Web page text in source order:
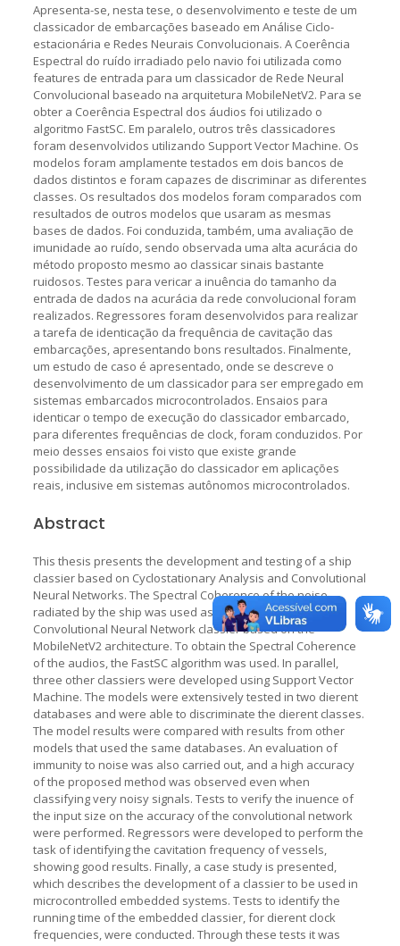
Apresenta-se, nesta tese, o desenvolvimento e teste de um
classicador de embarcações baseado em Análise Ciclo-
estacionária e Redes Neurais Convolucionais. A Coerência
Espectral do ruído irradiado pelo navio foi utilizada como
features de entrada para um classicador de Rede Neural
Convolucional baseado na arquitetura MobileNetV2. Para se
obter a Coerência Espectral dos áudios foi utilizado o
algoritmo FastSC. Em paralelo, outros três classicadores
foram desenvolvidos utilizando Support Vector Machine. Os
modelos foram amplamente testados em dois bancos de
dados distintos e foram capazes de discriminar as diferentes
classes. Os resultados dos modelos foram comparados com
resultados de outros modelos que usaram as mesmas
bases de dados. Foi conduzida, também, uma avaliação de
imunidade ao ruído, sendo observada uma alta acurácia do
método proposto mesmo ao classicar sinais bastante
ruidosos. Testes para vericar a inuência do tamanho da
entrada de dados na acurácia da rede convolucional foram
realizados. Regressores foram desenvolvidos para realizar
a tarefa de identicação da frequência de cavitação das
embarcações, apresentando bons resultados. Finalmente,
um estudo de caso é apresentado, onde se descreve o
desenvolvimento de um classicador para ser empregado em
sistemas embarcados microcontrolados. Ensaios para
identicar o tempo de execução do classicador embarcado,
para diferentes frequências de clock, foram conduzidos. Por
meio desses ensaios foi visto que existe grande
possibilidade da utilização do classicador em aplicações
reais, inclusive em sistemas autônomos microcontrolados.
Abstract
This thesis presents the development and testing of a ship
classier based on Cyclostationary Analysis and Convolutional
Neural Networks. The Spectral Coherence of the noise
radiated by the ship was used as input features for a
Convolutional Neural Network classier based on the
MobileNetV2 architecture. To obtain the Spectral Coherence
of the audios, the FastSC algorithm was used. In parallel,
three other classiers were developed using Support Vector
Machine. The models were extensively tested in two dierent
databases and were able to discriminate the dierent classes.
The model results were compared with results from other
models that used the same databases. An evaluation of
immunity to noise was also carried out, and a high accuracy
of the proposed method was observed even when
classifying very noisy signals. Tests to verify the inuence of
the input size on the accuracy of the convolutional network
were performed. Regressors were developed to perform the
task of identifying the cavitation frequency of vessels,
showing good results. Finally, a case study is presented,
which describes the development of a classier to be used in
microcontrolled embedded systems. Tests to identify the
running time of the embedded classier, for dierent clock
frequencies, were conducted. Through these tests it was